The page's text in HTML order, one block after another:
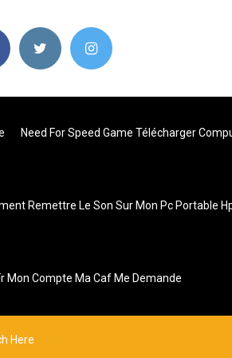
Need For Speed Game Télécharger
Remettre Le Son Sur Mon Pc Portable
Mon Compte Ma Caf Me Demande